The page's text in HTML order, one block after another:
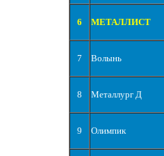
6 МЕТАЛЛИСТ
7 Волынь
8 Металлург Д
9 Олимпик